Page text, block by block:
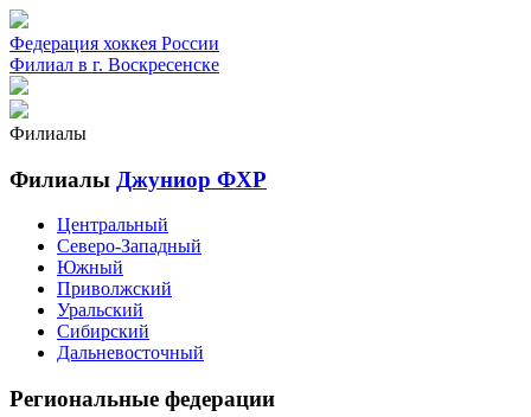
Федерация хоккея России
Филиал в г. Воскресенске
Филиалы
Филиалы Джуниор ФХР
Центральный
Северо-Западный
Южный
Приволжский
Уральский
Сибирский
Дальневосточный
Региональные федерации